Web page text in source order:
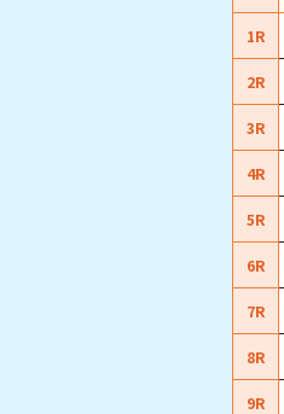
1R
2R
3R
4R
5R
6R
7R
8R
9R